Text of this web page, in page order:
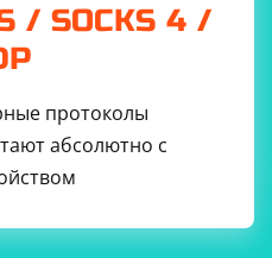
/ SOCKS 4 /
протоколы
абсолютно с